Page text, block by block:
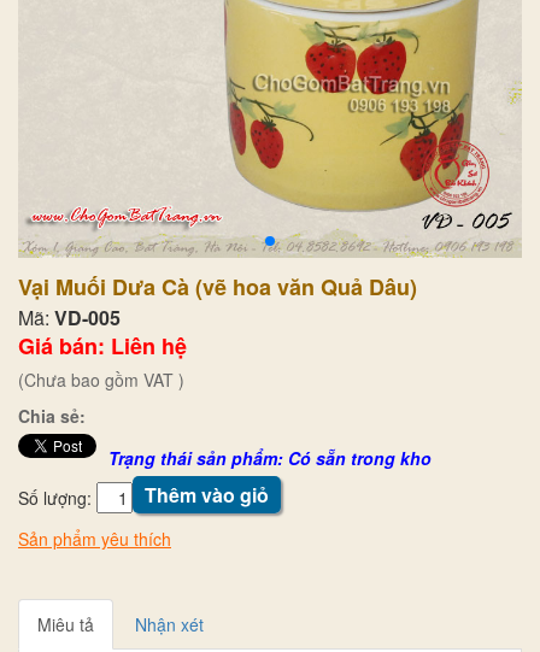
Vại Muối Dưa Cà (vẽ hoa văn Quả Dâu)
Mã: VD-005
Giá bán: Liên hệ
(Chưa bao gồm VAT )
Chia sẻ:
Trạng thái sản phẩm: Có sẵn trong kho
Số lượng:
Thêm vào giỏ
Sản phẩm yêu thích
Miêu tả Nhận xét